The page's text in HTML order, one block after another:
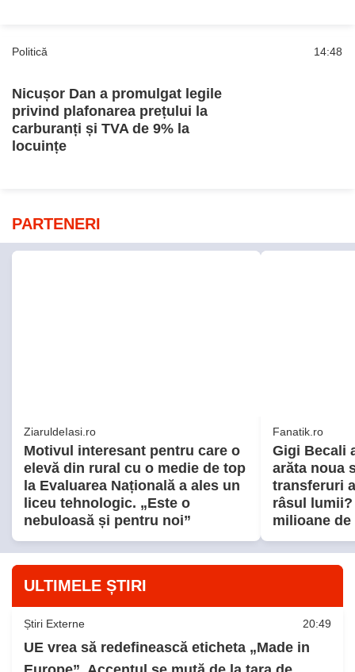
Politică 14:48
Nicușor Dan a promulgat legile
privind plafonarea prețului la
carburanți și TVA de 9% la
locuințe
PARTENERI
ZiaruldeIasi.ro
Motivul interesant pentru care o
elevă din rural cu o medie de top
la Evaluarea Națională a ales un
liceu tehnologic. „Este o
nebuloasă și pentru noi”
Fanatik.ro
Gigi Becali
arăta noua
transferuri
râsul lumii?
milioane de
ULTIMELE ȘTIRI
Știri Externe 20:49
UE vrea să redefinească eticheta „Made in